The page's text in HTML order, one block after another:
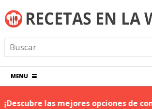
MENU
¡Descubre las mejores opciones de